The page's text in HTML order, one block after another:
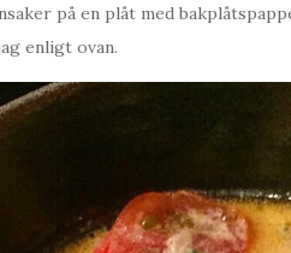
på en plåt med
enligt ovan.